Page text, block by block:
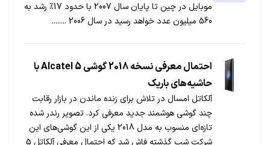
موبایل در چین تا پایان سال 2007 با حدود 17% رشد به
560 میلیون عدد خواهد رسید در سال 2006 ........
احتمال معرفی نسخه 2018 گوشی Alcatel 5 با
حاشیه‌های باریک
آلکاتل امسال در تلاش برای زنده ماندن در بازار رقابت
چند گوشی هوشمند جدید معرفی کرد. تصویر رندر شده
تازه‌ای منسوب به مدل 2018 یکی از این گوشی‌های این